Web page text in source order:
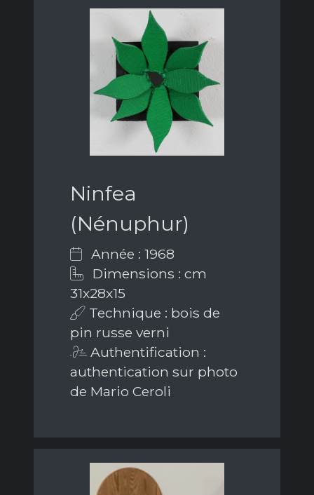
Ninfea
(Nénuphur)
Année : 1968
Dimensions : cm
31x28x15
Technique : bois de
pin russe verni
Authentification :
authentication sur photo
de Mario Ceroli